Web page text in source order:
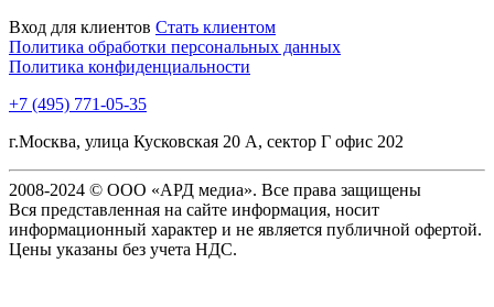
Вход для клиентов Стать клиентом
Политика обработки персональных данных
Политика конфиденциальности
+7 (495) 771-05-35
г.Москва, улица Кусковская 20 А, сектор Г офис 202
2008-2024 © ООО «АРД медиа». Все права защищены
Вся представленная на сайте информация, носит
информационный характер и не является публичной офертой.
Цены указаны без учета НДС.